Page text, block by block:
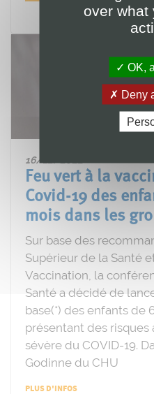
16/12/2022
Feu vert à la
Covid-19 des
mois dans les
Sur base des
Supérieur de la Santé
Vaccination, la
Santé a décidé de
base(*) des enfants de
présentant des
sévère du COVID-19.
Godinne du CHU
PLUS D'INFOS
over what
OK,
Deny